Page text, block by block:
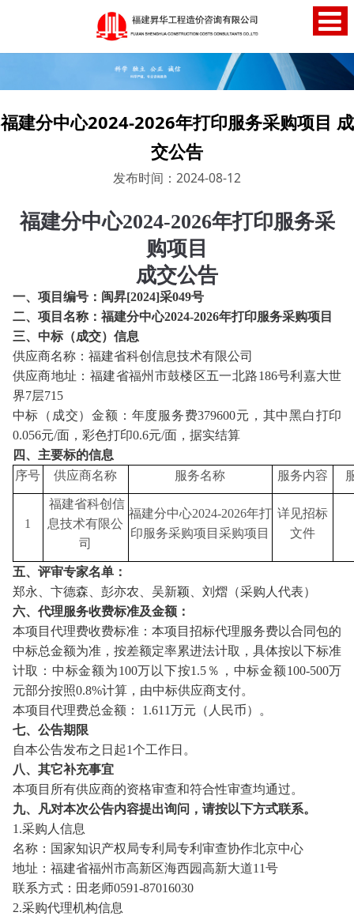
福建分中心2024-2026年打印服务采购项目 成
交公告
发布时间：2024-08-12
福建分中心2024-2026年打印服务采
购项目
成交公告
一、项目编号： 闽昇[2024]采049号
二、项目名称： 福建分中心2024-2026年打印服务采购项目
三、中标（成交）信息
供应商名称： 福建省科创信息技术有限公司
供应商地址： 福建省福州市鼓楼区五一北路186号利嘉大世
界7层715
中标（成交）金额： 年度服务费379600元，其中黑白打印
0.056元/面，彩色打印0.6元/面，据实结算
四、主要标的信息
序号
供应商名称 服务名称 服务内容
1
福建省科创信
息技术有限公
司
福建分中心2024-2026年打
印服务采购项目采购项目
详见招标
文件
五、评审专家名单：
郑永、卞德森、彭亦农、吴新颖、刘熠（采购人代表）
六、代理服务收费标准及金额：
本项目代理费收费标准：本项目招标代理服务费以合同包的
中标总金额为准，按差额定率累进法计取，具体按以下标准
计取：中标金额为100万以下按1.5％，中标金额100-500万
元部分按照0.8%计算，由中标供应商支付。
本项目代理费总金额：
1.611万元（人民币）
。
七、公告期限
自本公告发布之日起1个工作日。
八、其它补充事宜
本项目所有供应商的资格审查和符合性审查均通过。
九、凡对本次公告内容提出询问，请按以下方式联系。
1.采购人信息
名称： 国家知识产权局专利局专利审查协作北京中心
地址：福建省福州市高新区海西园高新大道11号
联系方式： 田老师0591-87016030
2.采购代理机构信息